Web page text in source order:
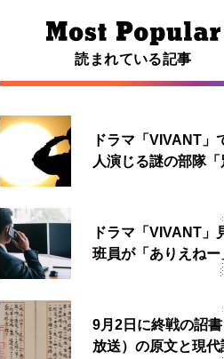
読まれている記事
ドラマ「VIVANT」
人演じる謎の部隊「
は実在する？内情知
ドラマ「VIVANT」
班員が「ありえねー
理由とは 非公然組
9月2日に終戦の詔
放送）の原文と現代